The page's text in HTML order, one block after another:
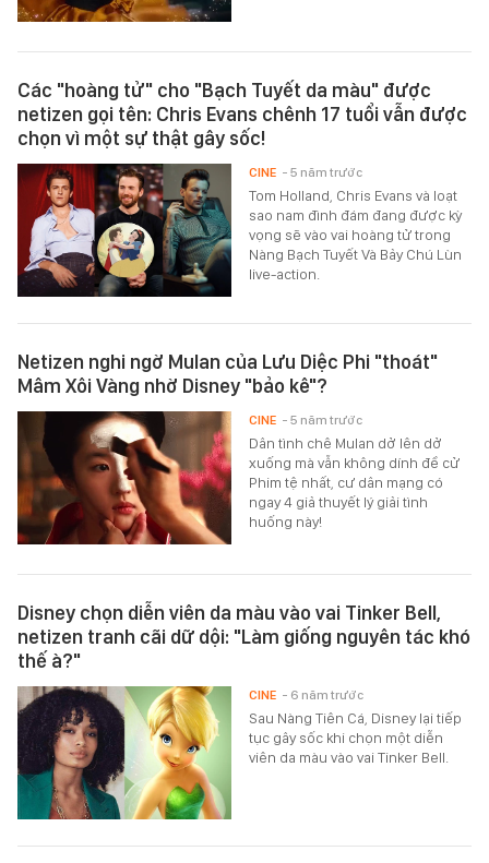
Các "hoàng tử" cho "Bạch Tuyết da màu" được
netizen gọi tên: Chris Evans chênh 17 tuổi vẫn được
chọn vì một sự thật gây sốc!
Tom Holland, Chris Evans và loạt
sao nam đình đám đang được kỳ
vọng sẽ vào vai hoàng tử trong
Nàng Bạch Tuyết Và Bảy Chú Lùn
live-action.
CINE - 5 năm trước
Netizen nghi ngờ Mulan của Lưu Diệc Phi "thoát"
Mâm Xôi Vàng nhờ Disney "bảo kê"?
Dân tình chê Mulan dở lên dở
xuống mà vẫn không dính đề cử
Phim tệ nhất, cư dân mạng có
ngay 4 giả thuyết lý giải tình
huống này!
CINE - 5 năm trước
Disney chọn diễn viên da màu vào vai Tinker Bell,
netizen tranh cãi dữ dội: "Làm giống nguyên tác khó
thế à?"
Sau Nàng Tiên Cá, Disney lại tiếp
tục gây sốc khi chọn một diễn
viên da màu vào vai Tinker Bell.
CINE - 6 năm trước